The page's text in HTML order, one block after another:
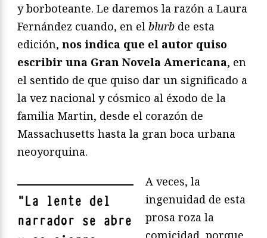
y borboteante. Le daremos la razón a Laura
Fernández cuando, en el blurb de esta
edición, nos indica que el autor quiso
escribir una Gran Novela Americana, en
el sentido de que quiso dar un significado a
la vez nacional y cósmico al éxodo de la
familia Martin, desde el corazón de
Massachusetts hasta la gran boca urbana
neoyorquina.
"La lente del
narrador se abre
A veces, la
ingenuidad de esta
prosa roza la
comicidad, porque